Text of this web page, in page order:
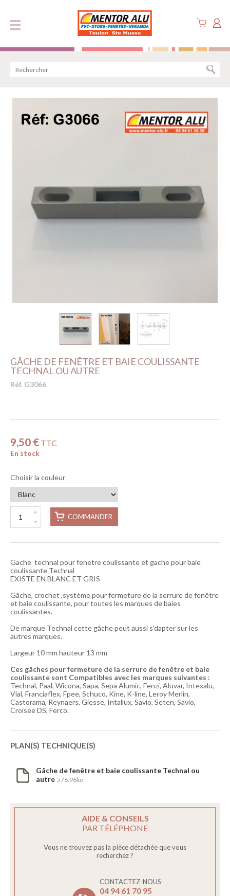
GÂCHE DE FENÊTRE ET BAIE COULISSANTE
TECHNAL OU AUTRE
Réf. G3066
9,50 € TTC
En stock
Choisir la couleur
COMMANDER
Gache technal pour fenetre coulissante et gache pour baie
coulissante Technal
EXISTE EN BLANC ET GRIS
Gâche, crochet ,système pour fermeture de la serrure de fenêtre
et baie coulissante, pour toutes les marques de baies
coulissantes.
De marque Technal cette gâche peut aussi s'dapter sur les
autres marques.
Largeur 10 mm hauteur 13 mm
Ces gâches pour fermeture de la serrure de fenêtre et baie
coulissante sont Compatibles avec les marques suivantes :
Technal, Paal, Wicona, Sapa, Sepa Alumic, Fenzi, Aluvar, Intexalu,
Vial, Franciaflex, Fpee, Schuco, Kine, K-line, Leroy Merlin,
Castorama, Reynaers, Giesse, Intallux, Savio, Seten, Savio,
Croisee DS, Ferco.
PLAN(S) TECHNIQUE(S)
Gâche de fenêtre et baie coulissante Technal ou
autre 576.96ko
AIDE & CONSEILS
PAR TÉLÉPHONE
Vous ne trouvez pas la pièce détachée que vous
recherchez ?
CONTACTEZ-NOUS
04 94 61 70 95